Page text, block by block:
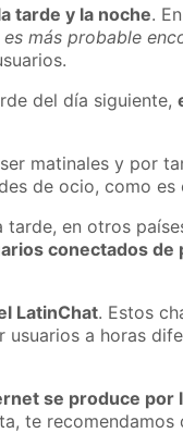
tarde y la noche.
es más probable
del día siguiente,
matinales y por
de ocio, como es
en otros
conectados de
LatinChat. Estos
a horas
se produce por
te